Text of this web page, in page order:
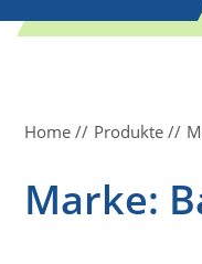
Home Produkte
Marke: